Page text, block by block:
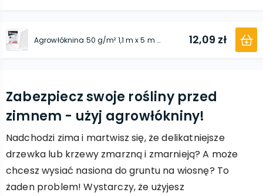
Agrowłóknina 50 g/m² 1,1 m x 5 m biała (zimowa) 12,09 zł
Zabezpiecz swoje rośliny przed
zimnem - użyj agrowłókniny!
Nadchodzi zima i martwisz się, że delikatniejsze
drzewka lub krzewy zmarzną i zmarnieją? A może
chcesz wysiać nasiona do gruntu na wiosnę? To
żaden problem! Wystarczy, że użyjesz